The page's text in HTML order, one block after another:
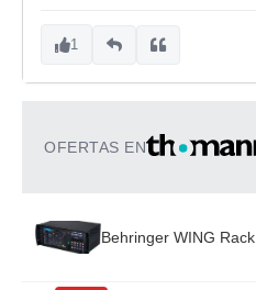
1
OFERTAS EN
Behringer WING Rack